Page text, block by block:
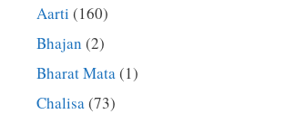
Aarti (160)
Bhajan (2)
Bharat Mata(1)
Chalisa(73)